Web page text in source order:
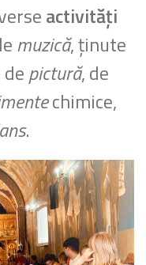
activități
muzică, ținute
pictură, de
chimice,
.